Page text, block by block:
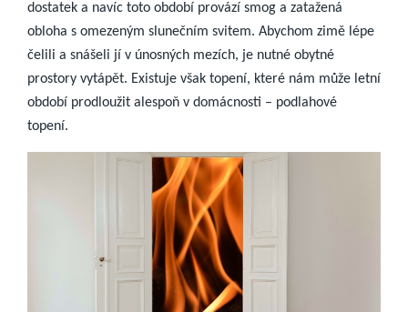
dostatek a navíc toto období provází smog a zatažená
obloha s omezeným slunečním svitem. Abychom zimě lépe
čelili a snášeli jí v únosných mezích, je nutné obytné
prostory vytápět. Existuje však topení, které nám může letní
období prodloužit alespoň v domácnosti – podlahové
topení.